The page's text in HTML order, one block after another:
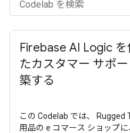
Firebase AI Logic
たカスタマー サポ
築する
この Codelab では、 Rugged
用品の e コマース ショップ